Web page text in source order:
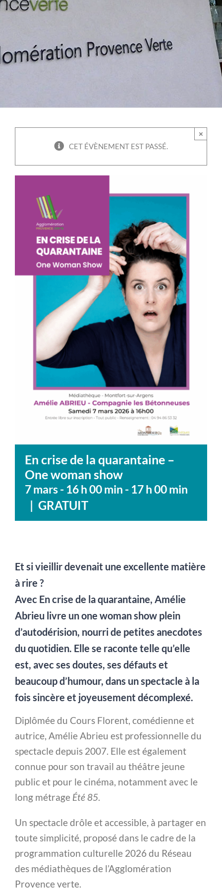
CET ÉVÈNEMENT EST PASSÉ.
×
En crise de la quarantaine –
One woman show
7 mars - 16 h 00 min - 17 h 00 min
| GRATUIT
Et si vieillir devenait une excellente matière
à rire ?
Avec En crise de la quarantaine, Amélie
Abrieu livre un one woman show plein
d’autodérision, nourri de petites anecdotes
du quotidien. Elle se raconte telle qu’elle
est, avec ses doutes, ses défauts et
beaucoup d’humour, dans un spectacle à la
fois sincère et joyeusement décomplexé.
Diplômée du Cours Florent, comédienne et
autrice, Amélie Abrieu est professionnelle du
spectacle depuis 2007. Elle est également
connue pour son travail au théâtre jeune
public et pour le cinéma, notamment avec le
long métrage Été 85.
Un spectacle drôle et accessible, à partager en
toute simplicité, proposé dans le cadre de la
programmation culturelle 2026 du Réseau
des médiathèques de l’Agglomération
Provence verte.